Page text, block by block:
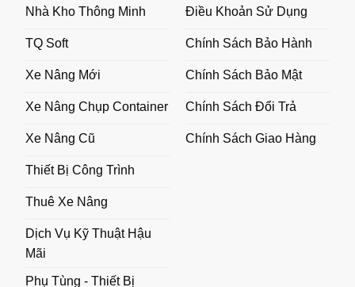
Nhà Kho Thông Minh
TQ Soft
Xe Nâng Mới
Xe Nâng Chụp Container
Xe Nâng Cũ
Thiết Bị Công Trình
Thuê Xe Nâng
Dịch Vụ Kỹ Thuật Hậu
Mãi
Phụ Tùng - Thiết Bị
Điều Khoản Sử Dụng
Chính Sách Bảo Hành
Chính Sách Bảo Mật
Chính Sách Đổi Trả
Chính Sách Giao Hàng